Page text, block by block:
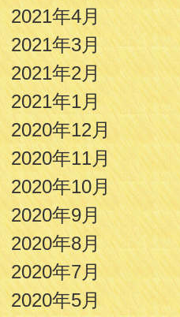
2021年4月
2021年3月
2021年2月
2021年1月
2020年12月
2020年11月
2020年10月
2020年9月
2020年8月
2020年7月
2020年5月